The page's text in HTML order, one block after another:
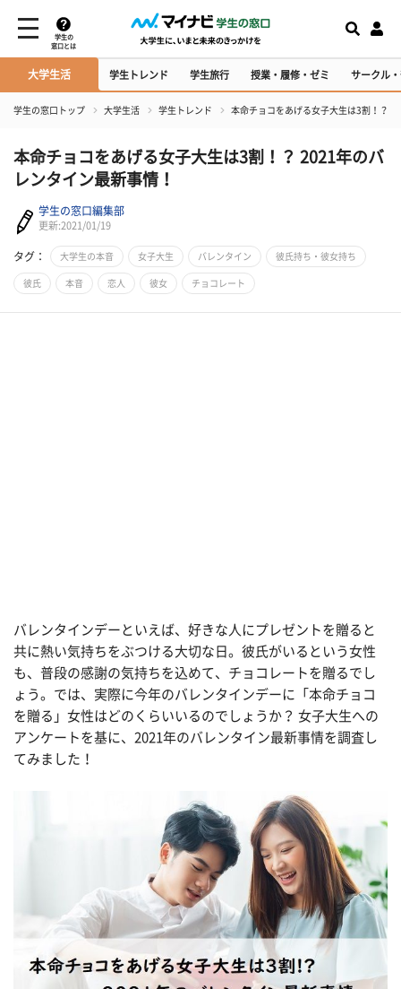
学生の
窓口とは
大学生活 学生トレンド 学生旅行 授業・履修・ゼミ サークル
学生の窓口トップ 大学生活 学生トレンド 本命チョコをあげる女子大生は3割！？
本命チョコをあげる女子大生は3割！？ 2021年のバ
レンタイン最新事情！
学生の窓口編集部
更新:2021/01/19
タグ： 大学生の本音 女子大生 バレンタイン 彼氏持ち・彼女持ち
彼氏 本音 恋人 彼女 チョコレート
バレンタインデーといえば、好きな人にプレゼントを贈ると
共に熱い気持ちをぶつける大切な日。彼氏がいるという女性
も、普段の感謝の気持ちを込めて、チョコレートを贈るでし
ょう。では、実際に今年のバレンタインデーに「本命チョコ
を贈る」女性はどのくらいいるのでしょうか？ 女子大生への
アンケートを基に、2021年のバレンタイン最新事情を調査し
てみました！